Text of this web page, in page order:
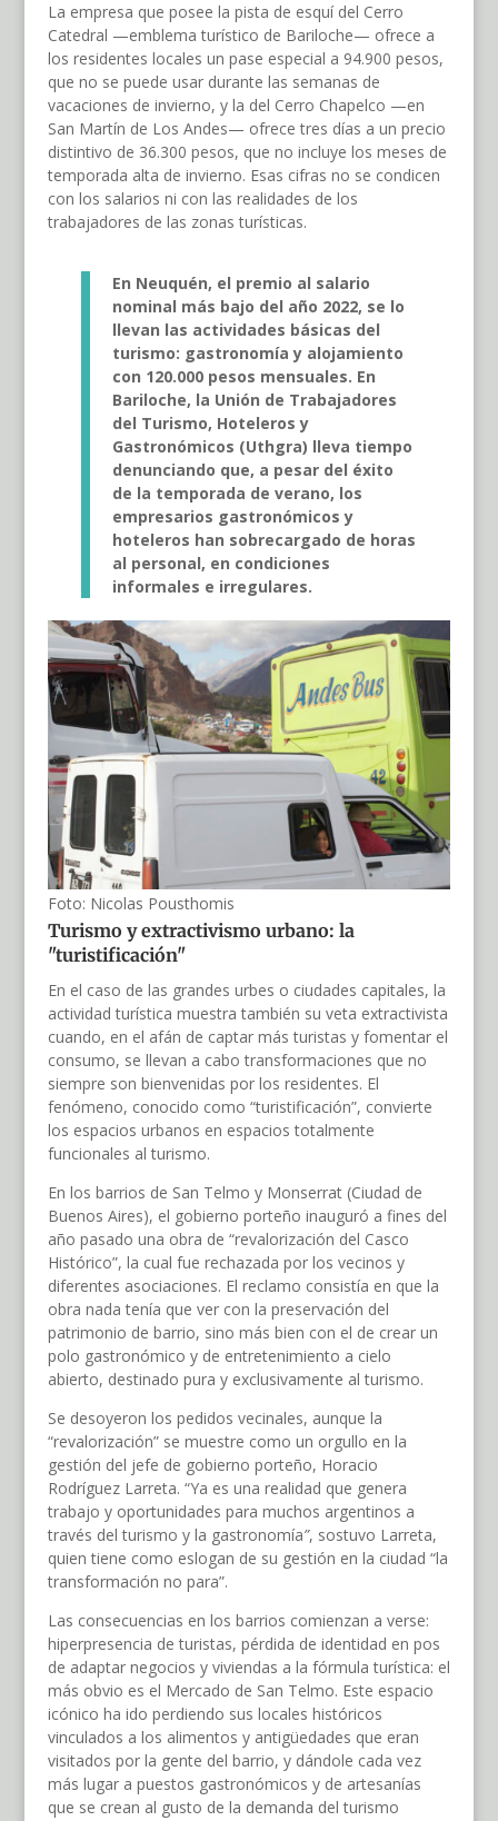
La empresa que posee la pista de esquí del Cerro
Catedral —emblema turístico de Bariloche— ofrece a
los residentes locales un pase especial a 94.900 pesos,
que no se puede usar durante las semanas de
vacaciones de invierno, y la del Cerro Chapelco —en
San Martín de Los Andes— ofrece tres días a un precio
distintivo de 36.300 pesos, que no incluye los meses de
temporada alta de invierno. Esas cifras no se condicen
con los salarios ni con las realidades de los
trabajadores de las zonas turísticas.
En Neuquén, el premio al salario
nominal más bajo del año 2022, se lo
llevan las actividades básicas del
turismo: gastronomía y alojamiento
con 120.000 pesos mensuales. En
Bariloche, la Unión de Trabajadores
del Turismo, Hoteleros y
Gastronómicos (Uthgra) lleva tiempo
denunciando que, a pesar del éxito
de la temporada de verano, los
empresarios gastronómicos y
hoteleros han sobrecargado de horas
al personal, en condiciones
informales e irregulares.
Foto: Nicolas Pousthomis
Turismo y extractivismo urbano: la
"turistificación"
En el caso de las grandes urbes o ciudades capitales, la
actividad turística muestra también su veta extractivista
cuando, en el afán de captar más turistas y fomentar el
consumo, se llevan a cabo transformaciones que no
siempre son bienvenidas por los residentes. El
fenómeno, conocido como “turistificación”, convierte
los espacios urbanos en espacios totalmente
funcionales al turismo.
En los barrios de San Telmo y Monserrat (Ciudad de
Buenos Aires), el gobierno porteño inauguró a fines del
año pasado una obra de “revalorización del Casco
Histórico”, la cual fue rechazada por los vecinos y
diferentes asociaciones. El reclamo consistía en que la
obra nada tenía que ver con la preservación del
patrimonio de barrio, sino más bien con el de crear un
polo gastronómico y de entretenimiento a cielo
abierto, destinado pura y exclusivamente al turismo.
Se desoyeron los pedidos vecinales, aunque la
“revalorización” se muestre como un orgullo en la
gestión del jefe de gobierno porteño, Horacio
Rodríguez Larreta. “Ya es una realidad que genera
trabajo y oportunidades para muchos argentinos a
través del turismo y la gastronomía”, sostuvo Larreta,
quien tiene como eslogan de su gestión en la ciudad “la
transformación no para”.
Las consecuencias en los barrios comienzan a verse:
hiperpresencia de turistas, pérdida de identidad en pos
de adaptar negocios y viviendas a la fórmula turística: el
más obvio es el Mercado de San Telmo. Este espacio
icónico ha ido perdiendo sus locales históricos
vinculados a los alimentos y antigüedades que eran
visitados por la gente del barrio, y dándole cada vez
más lugar a puestos gastronómicos y de artesanías
que se crean al gusto de la demanda del turismo